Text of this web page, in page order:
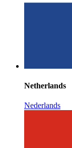
Netherlands
Nederlands